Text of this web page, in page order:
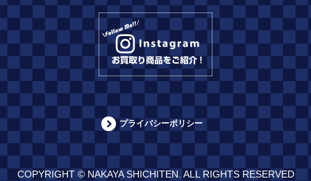
プライバシーポリシー
COPYRIGHT © NAKAYA SHICHITEN. ALL RIGHTS RESERVED